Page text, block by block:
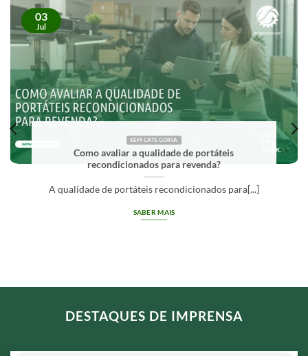
avaliar a qualidade de portáteis
para revenda?
de portáteis recondicionados para[...]
O que
03
Jul
DESTAQUES DE IMPRENSA